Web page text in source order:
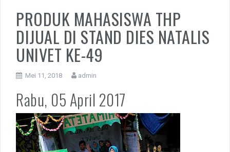
PRODUK MAHASISWA THP
DIJUAL DI STAND DIES NATALIS
UNIVET KE-49
Mei 11, 2018 admin
Rabu, 05 April 2017